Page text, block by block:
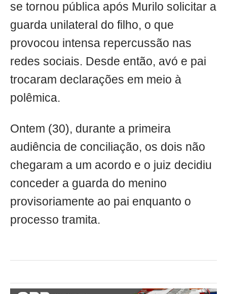
se tornou pública após Murilo solicitar a
guarda unilateral do filho, o que
provocou intensa repercussão nas
redes sociais. Desde então, avó e pai
trocaram declarações em meio à
polêmica.
Ontem (30), durante a primeira
audiência de conciliação, os dois não
chegaram a um acordo e o juiz decidiu
conceder a guarda do menino
provisoriamente ao pai enquanto o
processo tramita.